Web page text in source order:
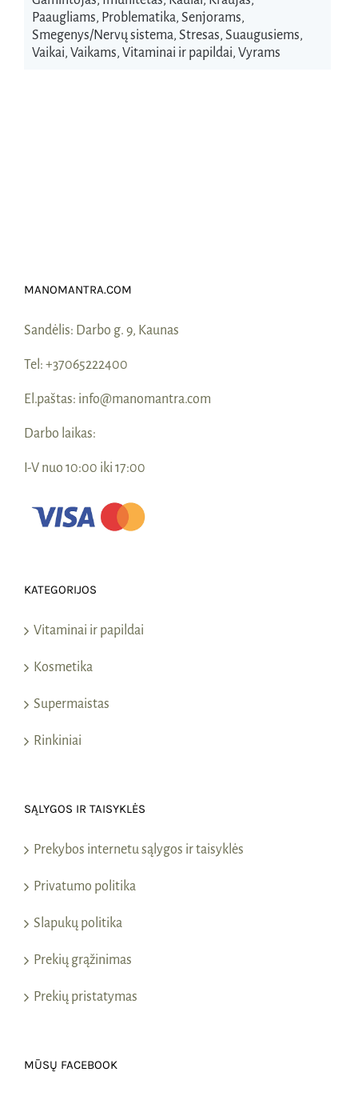
Paaugliams, Problematika, Senjorams,
Smegenys/Nervų sistema, Stresas, Suaugusiems,
Vaikai, Vaikams, Vitaminai ir papildai, Vyrams
MANOMANTRA.COM
Sandėlis: Darbo g. 9, Kaunas
Tel: +37065222400
El.paštas: info@manomantra.com
Darbo laikas:
I-V nuo 10:00 iki 17:00
KATEGORIJOS
Vitaminai ir papildai
Kosmetika
Supermaistas
Rinkiniai
SĄLYGOS IR TAISYKLĖS
Prekybos internetu sąlygos ir taisyklės
Privatumo politika
Slapukų politika
Prekių grąžinimas
Prekių pristatymas
MŪSŲ FACEBOOK